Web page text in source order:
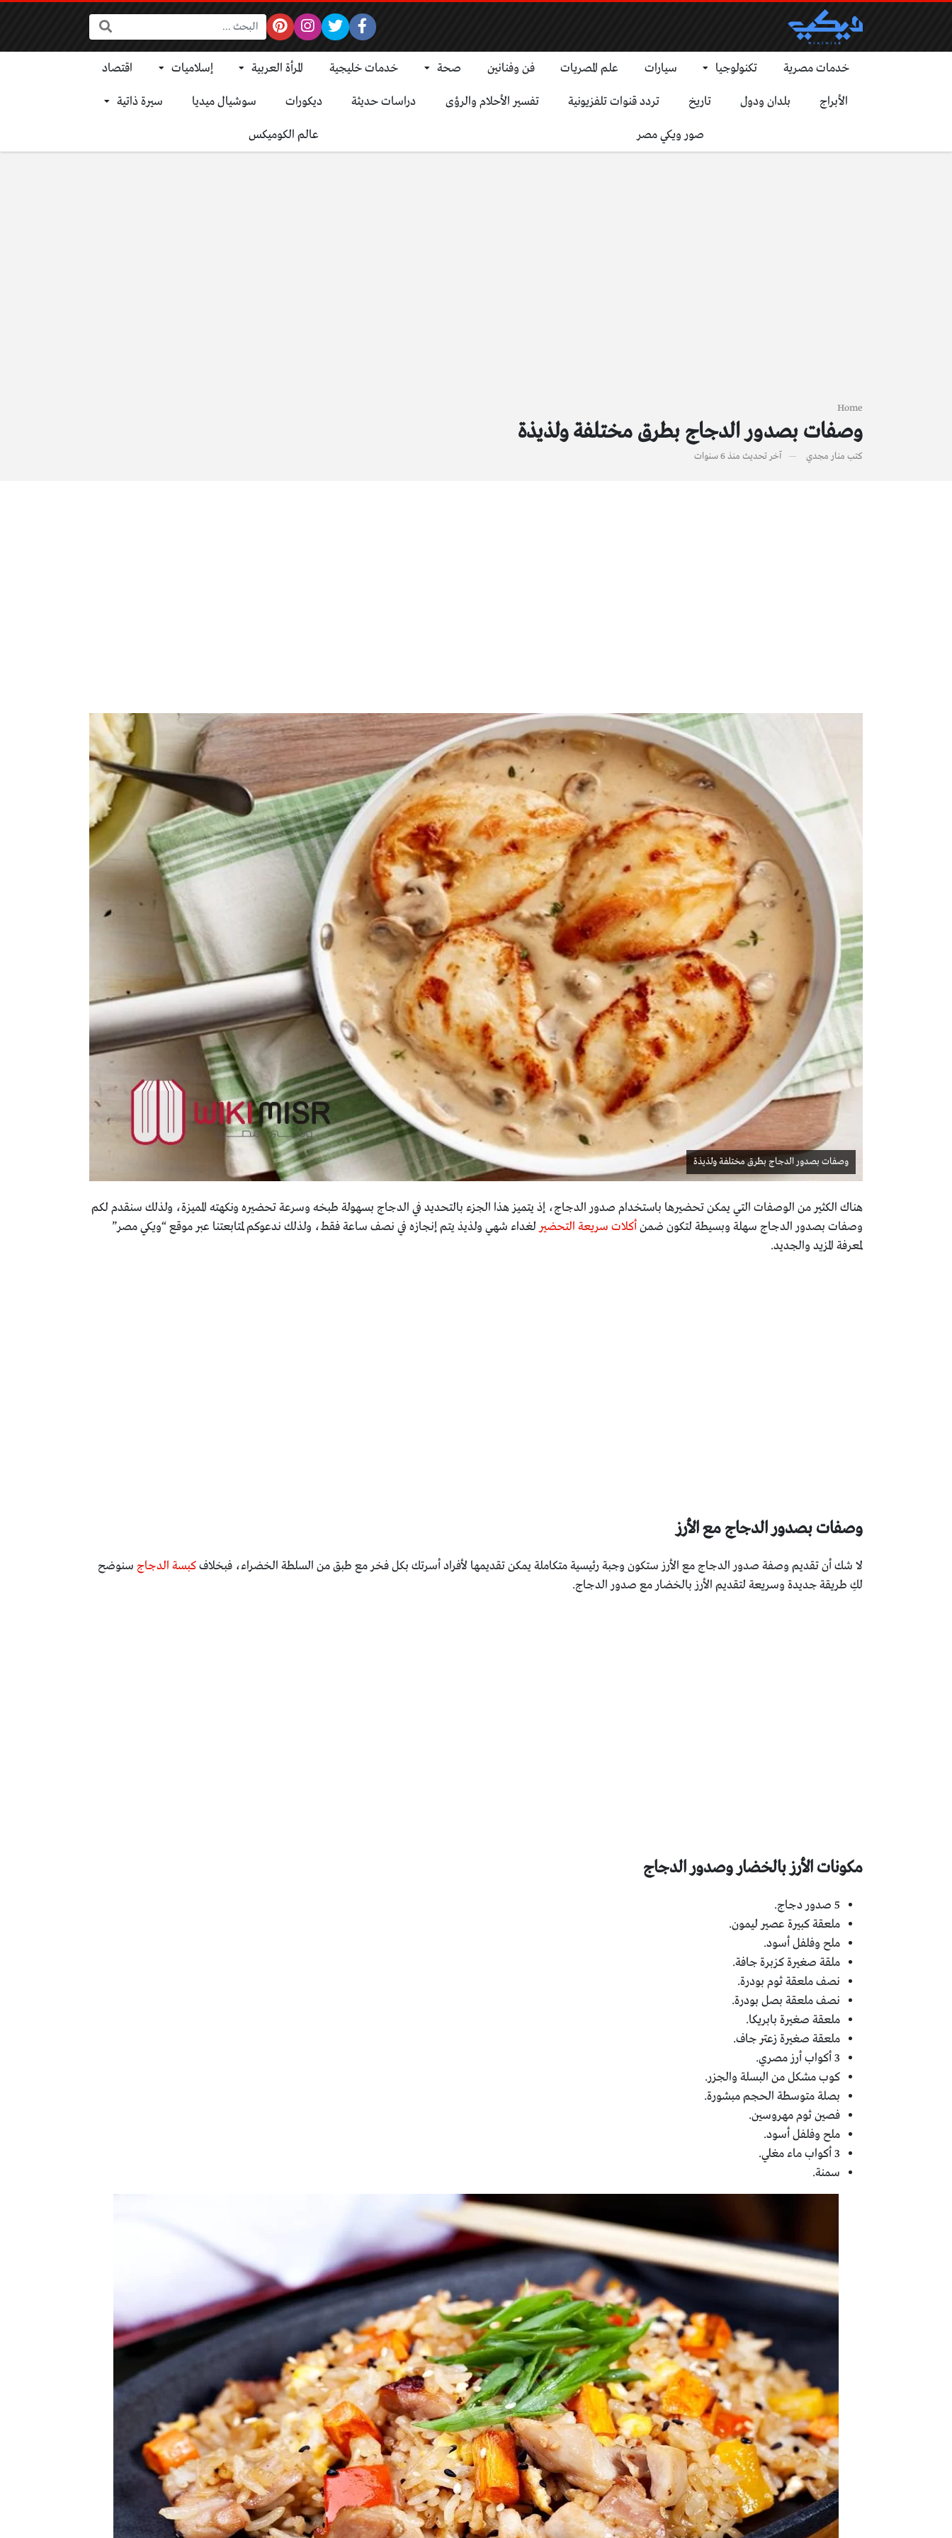
البحث:
خدمات مصرية تكنولوجيا سيارات علم المصريات فن وفنانين صحة خدمات خليجية المرأة العربية إسلاميات اقتصاد
الأبراج بلدان ودول تاريخ تردد قنوات تلفزيونية تفسير الأحلام والرؤى دراسات حديثة ديكورات سوشيال ميديا سيرة ذاتية
صور ويكي مصر عالم الكوميكس
Home
وصفات بصدور الدجاج بطرق مختلفة ولذيذة
كتب منار مجدي آخر تحديث منذ 6 سنوات
وصفات بصدور الدجاج بطرق مختلفة ولذيذة
هناك الكثير من الوصفات التي يمكن تحضيرها باستخدام صدور الدجاج، إذ يتميز هذا الجزء بالتحديد في الدجاج بسهولة طبخه وسرعة تحضيره ونكهته المميزة، ولذلك سنقدم لكم
وصفات بصدور الدجاج سهلة وبسيطة لتكون ضمن أكلات سريعة التحضير لغداء شهي ولذيذ يتم إنجازه في نصف ساعة فقط، ولذلك ندعوكم لمتابعتنا عبر موقع “ويكي مصر”
لمعرفة المزيد والجديد.
وصفات بصدور الدجاج مع الأرز
لا شك أن تقديم وصفة صدور الدجاج مع الأرز ستكون وجبة رئيسية متكاملة يمكن تقديمها لأفراد أسرتك بكل فخر مع طبق من السلطة الخضراء، فبخلافكبسة الدجاج سنوضح
لكِ طريقة جديدة وسريعة لتقديم الأرز بالخضار مع صدور الدجاج.
مكونات الأرز بالخضار وصدور الدجاج
5 صدور دجاج.
ملعقة كبيرة عصير ليمون.
ملح وفلفل أسود.
ملقة صغيرة كزبرة جافة.
نصف ملعقة ثوم بودرة.
نصف ملعقة بصل بودرة.
ملعقة صغيرة بابريكا.
ملعقة صغيرة زعتر جاف.
3 أكواب أرز مصري.
كوب مشكل من البسلة والجزر.
بصلة متوسطة الحجم مبشورة.
فصين ثوم مهروسين.
ملح وفلفل أسود.
3 أكواب ماء مغلي.
سمنة.